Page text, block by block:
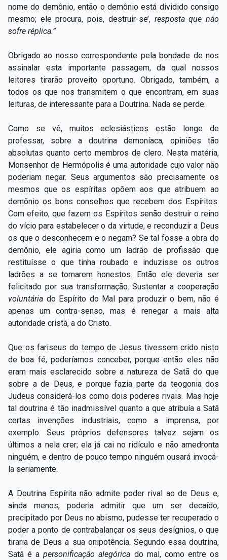
nome do demônio, então o demônio está dividido consigo
mesmo; ele procura, pois, destruir-se’, resposta que não
sofre réplica.”
Obrigado ao nosso correspondente pela bondade de nos
assinalar esta importante passagem, da qual nossos
leitores tirarão proveito oportuno. Obrigado, também, a
todos os que nos transmitem o que encontram, em suas
leituras, de interessante para a Doutrina. Nada se perde.
Como se vê, muitos eclesiásticos estão longe de
professar, sobre a doutrina demoníaca, opiniões tão
absolutas quanto certo membros de clero. Nesta matéria,
Monsenhor de Hermópolis é uma autoridade cujo valor não
poderiam negar. Seus argumentos são precisamente os
mesmos que os espíritas opõem aos que atribuem ao
demônio os bons conselhos que recebem dos Espíritos.
Com efeito, que fazem os Espíritos senão destruir o reino
do vício para estabelecer o da virtude, e reconduzir a Deus
os que o desconhecem e o negam? Se tal fosse a obra do
demônio, ele agiria como um ladrão de profissão que
restituísse o que tinha roubado e induzisse os outros
ladrões a se tornarem honestos. Então ele deveria ser
felicitado por sua transformação. Sustentar a cooperação
voluntária do Espírito do Mal para produzir o bem, não é
apenas um contra-senso, mas é renegar a mais alta
autoridade cristã, a do Cristo.
Que os fariseus do tempo de Jesus tivessem crido nisto
de boa fé, poderíamos conceber, porque então eles não
eram mais esclarecido sobre a natureza de Satã do que
sobre a de Deus, e porque fazia parte da teogonia dos
Judeus considerá-los como dois poderes rivais. Mas hoje
tal doutrina é tão inadmissível quanto a que atribuía a Satã
certas invenções industriais, como a imprensa, por
exemplo. Seus próprios defensores talvez sejam os
últimos a nela crer; ela já cai no ridículo e não amedronta
ninguém, e dentro de pouco tempo ninguém ousará invocá-
la seriamente.
A Doutrina Espírita não admite poder rival ao de Deus e,
ainda menos, poderia admitir que um ser decaído,
precipitado por Deus no abismo, pudesse ter recuperado o
poder a ponto de contrabalançar os seus desígnios, o que
tiraria de Deus a sua onipotência. Segundo essa doutrina,
Satã é apersonificação alegórica do mal, como entre os